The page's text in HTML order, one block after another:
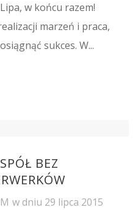
w końcu razem!
marzeń i praca,
sukces. W...
BEZ
w dniu 29 lipca 2015